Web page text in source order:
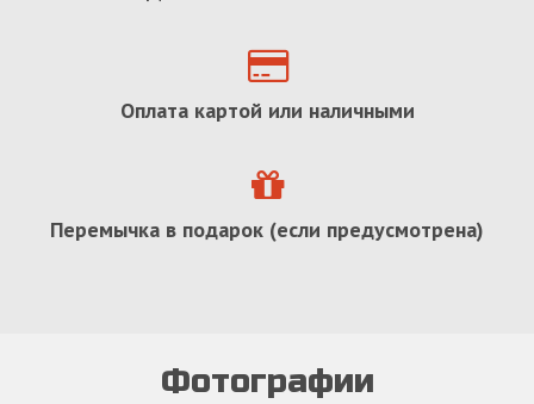
Оплата картой или наличными
Перемычка в подарок (если предусмотрена)
Фотографии